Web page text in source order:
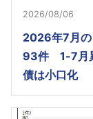
2026/08/06
2026年7月
93件 1-7月
債は小口化